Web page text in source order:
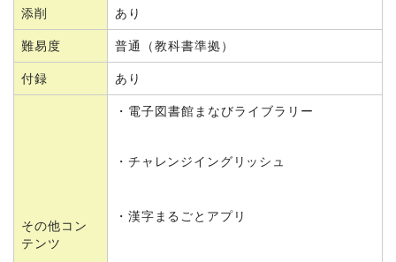
添削 あり
難易度 普通（教科書準拠）
付録 あり
その他コン
テンツ
・電子図書館まなびライブラリー
・チャレンジイングリッシュ
・漢字まるごとアプリ